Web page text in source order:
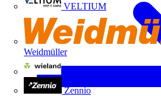
VELTIUM
Weidmüller
Zennio